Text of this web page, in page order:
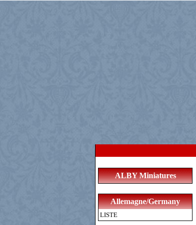
ALBY Miniatures
Allemagne/Germany
LISTE